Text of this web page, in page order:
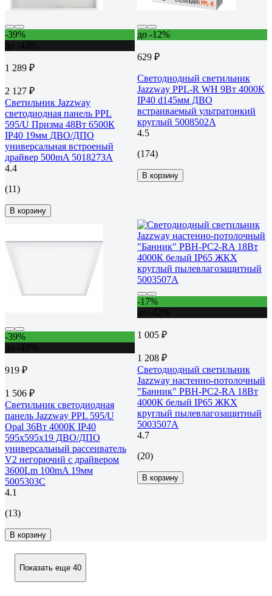
-39%
1 289 ₽
2 127 ₽
Светильник Jazzway
светодиодная панель PPL
595/U Призма 48Вт 6500К
IP40 19мм ДВО/ДПО
универсальная встроеный
драйвер 500mA 5018273A
4.4
(11)
В корзину
до -12%
629 ₽
Светодиодный светильник
Jazzway PPL-R WH 9Вт 4000К
IP40 d145мм ДВО
встраиваемый ультратонкий
круглый 5008502A
4.5
(174)
В корзину
-39%
919 ₽
1 506 ₽
Светильник светодиодная
панель Jazzway PPL 595/U
Opal 36Вт 4000К IP40
595х595х19 ДВО/ДПО
универсальный рассеиватель
V2 негорючий с драйвером
3600Lm 100mA 19мм
5005303C
4.1
(13)
В корзину
-17%
1 005 ₽
1 208 ₽
Светодиодный светильник
Jazzway настенно-потолочный
"Банник" PBH-PC2-RA 18Вт
4000К белый IP65 ЖКХ
круглый пылевлагозащитный
5003507A
4.7
(20)
В корзину
Показать еще 40